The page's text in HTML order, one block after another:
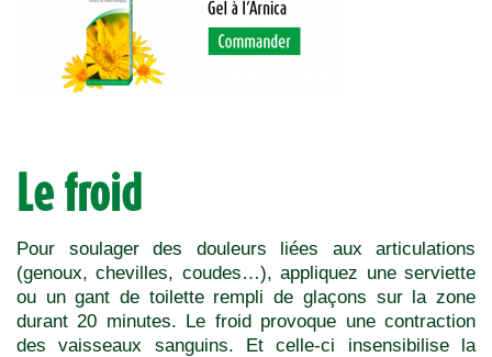
Le froid
Pour soulager des douleurs liées aux articulations
(genoux, chevilles, coudes…), appliquez une serviette
ou un gant de toilette rempli de glaçons sur la zone
durant 20 minutes. Le froid provoque une contraction
des vaisseaux sanguins. Et celle-ci insensibilise la